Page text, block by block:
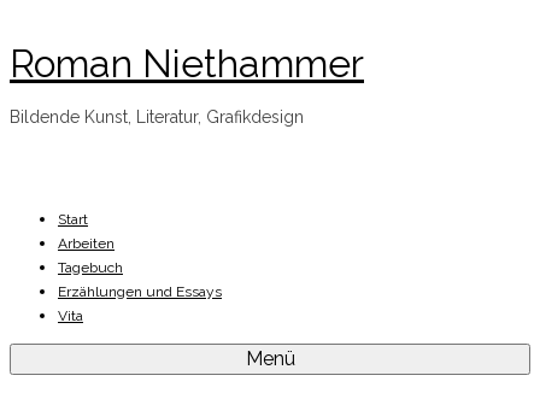
Roman Niethammer
Bildende Kunst, Literatur, Grafikdesign
Start
Arbeiten
Tagebuch
Erzählungen und Essays
Vita
Menü